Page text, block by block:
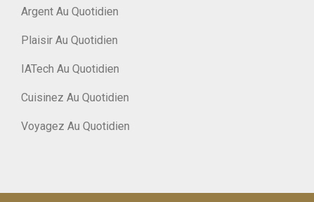
Argent Au Quotidien
Plaisir Au Quotidien
IATech Au Quotidien
Cuisinez Au Quotidien
Voyagez Au Quotidien